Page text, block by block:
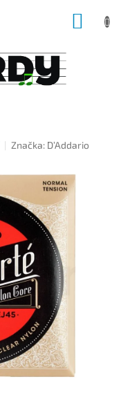
Značka: D’Addario